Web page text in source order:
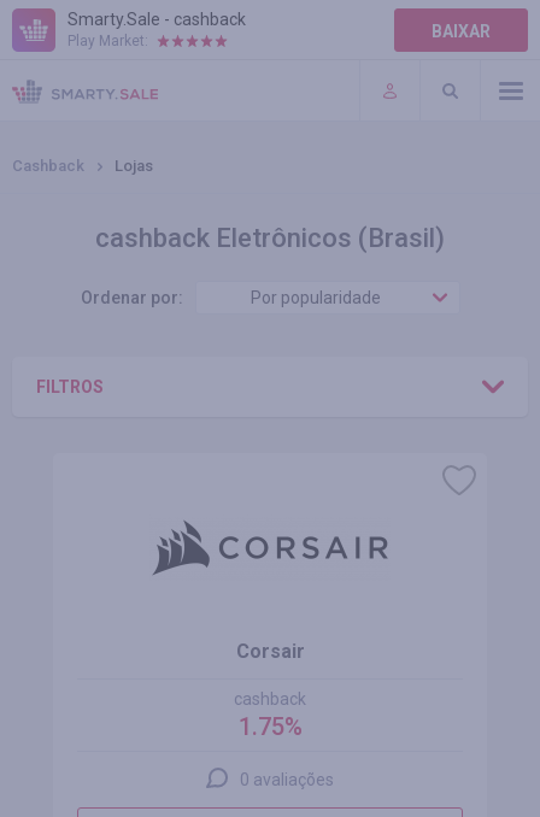
Smarty.Sale - cashback
Play Market: BAIXAR
AJUDA
TERMOS DE USO
Cashback Lojas
cashback Eletrônicos (Brasil)
Ordenar por: Por popularidade
FILTROS
Corsair
cashback
1.75%
0 avaliações